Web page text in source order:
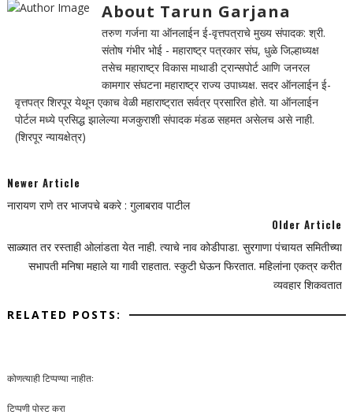
About Tarun Garjana
तरुण गर्जना या ऑनलाईन ई-वृत्तपत्राचे मुख्य संपादक: श्री.
संतोष गंभीर भोई - महाराष्ट्र पत्रकार संघ, धुळे जिल्हाध्यक्ष
तसेच महाराष्ट्र विकास माथाडी ट्रान्सपोर्ट आणि जनरल
कामगार संघटना महाराष्ट्र राज्य उपाध्यक्ष. सदर ऑनलाईन ई-
वृत्तपत्र शिरपूर येथून एकाच वेळी महाराष्ट्रात सर्वत्र प्रसारित होते. या ऑनलाईन
पोर्टल मध्ये प्रसिद्ध झालेल्या मजकुराशी संपादक मंडळ सहमत असेलच असे नाही.
(शिरपूर न्यायक्षेत्र)
Newer Article
नारायण राणे तर भाजपचे बकरे : गुलाबराव पाटील
Older Article
साळ्यात तर रस्ताही ओलांडता येत नाही. त्याचे नाव कोडीपाडा. सुरगाणा पंचायत समितीच्या
सभापती मनिषा महाले या गावी राहतात. स्कुटी घेऊन फिरतात. महिलांना एकत्र करीत
व्यवहार शिकवतात
RELATED POSTS:
कोणत्याही टिप्पण्‍या नाहीत:
टिप्पणी पोस्ट करा